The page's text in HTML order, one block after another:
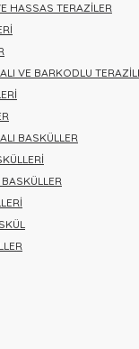
HASSAS TERAZİLER
VE BARKODLU
BASKÜLLER